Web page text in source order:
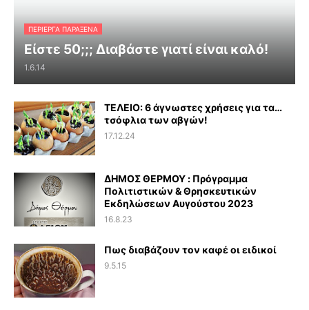
ΠΕΡΊΕΡΓΑ ΠΑΡΆΞΕΝΑ
Είστε 50;;; Διαβάστε γιατί είναι καλό!
1.6.14
ΤΕΛΕΙΟ: 6 άγνωστες χρήσεις για τα…
τσόφλια των αβγών!
17.12.24
ΔΗΜΟΣ ΘΕΡΜΟΥ : Πρόγραμμα
Πολιτιστικών & Θρησκευτικών
Εκδηλώσεων Αυγούστου 2023
16.8.23
Πως διαβάζουν τον καφέ οι ειδικοί
9.5.15